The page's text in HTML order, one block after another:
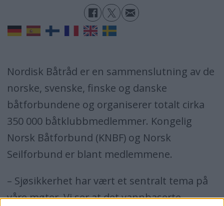
Nordisk Båtråd er en sammenslutning av de
norske, svenske, finske og danske
båtforbundene og organiserer totalt cirka
350 000 båtklubbmedlemmer. Kongelig
Norsk Båtforbund (KNBF) og Norsk
Seilforbund er blant medlemmene.
– Sjøsikkerhet har vært et sentralt tema på
våre møter. Vi ser at det vannbaserte